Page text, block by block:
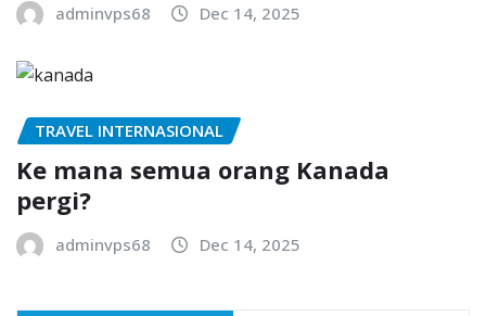
adminvps68 Dec 14, 2025
TRAVEL INTERNASIONAL
Ke mana semua orang Kanada
pergi?
adminvps68 Dec 14, 2025